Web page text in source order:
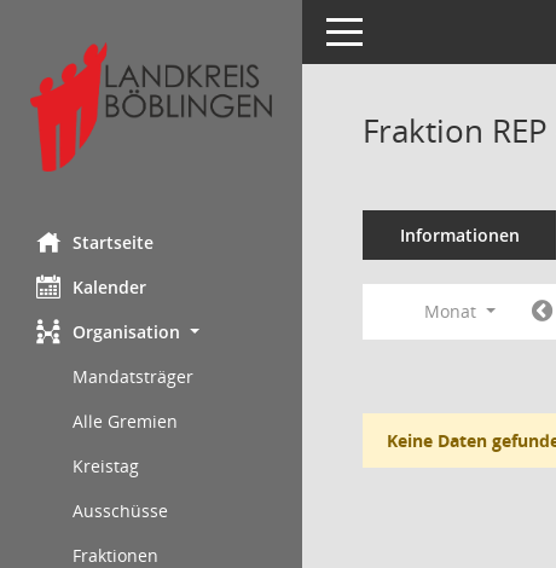
Startseite
Kalender
Organisation
Mandatsträger
Alle Gremien
Kreistag
Ausschüsse
Fraktionen
Toggle navigation
Fraktion
Informationen
Monat
Keine Daten